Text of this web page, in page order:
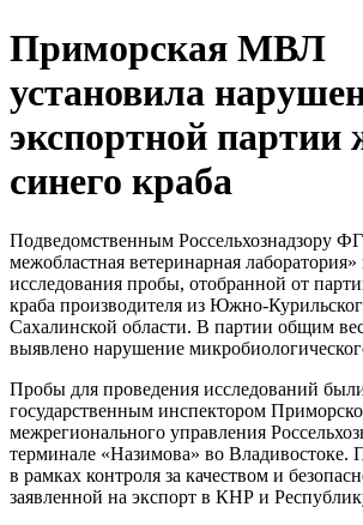
Приморская МВЛ
установила
экспортной партии
синего краба
Подведомственным Россельхознадзору
межобластная ветеринарная
исследования пробы, отобранной от
краба производителя из Южно-
Сахалинской области. В партии общим
выявлено нарушение
Пробы для проведения исследований
государственным инспектором
межрегионального управления
терминале «Назимова» во Владивостоке.
в рамках контроля за качеством и
заявленной на экспорт в КНР и